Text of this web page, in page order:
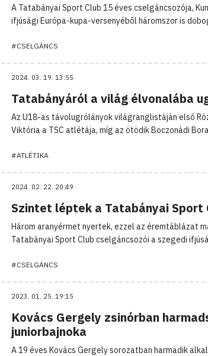
A Tatabányai Sport Club 15 éves cselgáncsozója,
ifjúsági Európa-kupa-versenyéből háromszor is
#CSELGÁNCS
2024. 03. 19. 13:55
Tatabányáról a világ élvonalába
Az U18-as távolugrólányok világranglistáján első
Viktória a TSC atlétája, míg az ötödik Boczonádi
#ATLÉTIKA
2024. 02. 22. 20:49
Szintet léptek a Tatabányai Sport
Három aranyérmet nyertek, ezzel az éremtáblázat
Tatabányai Sport Club cselgáncsozói a szegedi
#CSELGÁNCS
2023. 01. 25. 19:15
Kovács Gergely zsinórban
juniorbajnoka
A 19 éves Kovács Gergely sorozatban harmadik